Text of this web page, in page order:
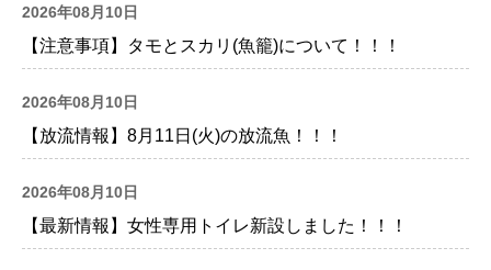
2026年08月10日
【注意事項】タモとスカリ(魚籠)について！！！
2026年08月10日
【放流情報】8月11日(火)の放流魚！！！
2026年08月10日
【最新情報】女性専用トイレ新設しました！！！